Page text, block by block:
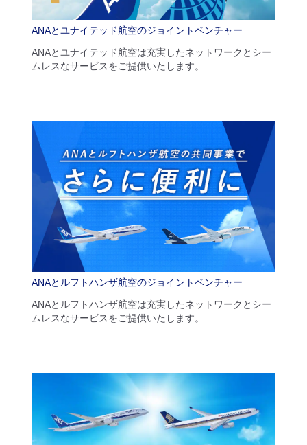
ANAとユナイテッド航空のジョイントベンチャー
ANAとユナイテッド航空は充実したネットワークとシー
ムレスなサービスをご提供いたします。
ANAとルフトハンザ航空のジョイントベンチャー
ANAとルフトハンザ航空は充実したネットワークとシー
ムレスなサービスをご提供いたします。